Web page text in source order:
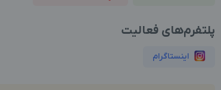
پلتفرم‌های فعالیت
اینستاگرام